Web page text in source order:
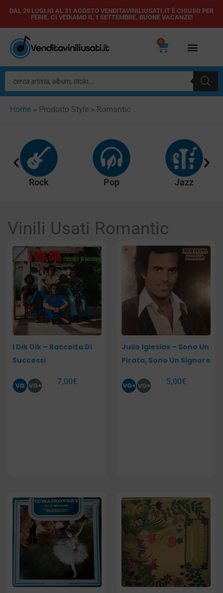
Vai
contenuto
DAL 29 LUGLIO AL 31 AGOSTO VENDITAVINILIUSATI.IT È CHIUSO PER
FERIE. CI VEDIAMO IL 1 SETTEMBRE. BUONE VACANZE!
0
Carrello
Ricerca
prodotti
Home » Prodotto Style » Romantic
Rock Pop Jazz
Vinili Usati Romantic
I Dik Dik – Raccolta Di
Successi
7,00€
Julio Iglesias – Sono Un
Pirata, Sono Un Signore
5,00€
PaginaPagina